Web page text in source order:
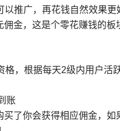
以推广，再花钱自然效果更
金，这是个零花赚钱的板
，根据每天2级内用户活
账
了你会获得相应佣金，如